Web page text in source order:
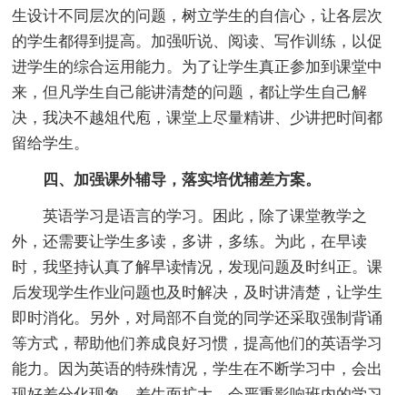
生设计不同层次的问题，树立学生的自信心，让各层次
的学生都得到提高。加强听说、阅读、写作训练，以促
进学生的综合运用能力。为了让学生真正参加到课堂中
来，但凡学生自己能讲清楚的问题，都让学生自己解
决，我决不越俎代庖，课堂上尽量精讲、少讲把时间都
留给学生。
四、加强课外辅导，落实培优辅差方案。
英语学习是语言的学习。困此，除了课堂教学之
外，还需要让学生多读，多讲，多练。为此，在早读
时，我坚持认真了解早读情况，发现问题及时纠正。课
后发现学生作业问题也及时解决，及时讲清楚，让学生
即时消化。另外，对局部不自觉的同学还采取强制背诵
等方式，帮助他们养成良好习惯，提高他们的英语学习
能力。因为英语的特殊情况，学生在不断学习中，会出